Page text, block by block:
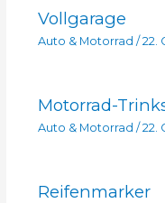
Vollgarage
Auto & Motorrad / 22.
Motorrad-
Auto & Motorrad / 22.
Reifenmarker